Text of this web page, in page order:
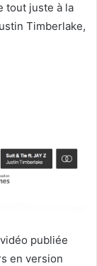
tout juste à la
Timberlake,
publiée
en version